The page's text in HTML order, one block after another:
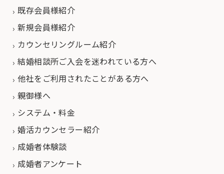
既存会員様紹介
新規会員様紹介
カウンセリングルーム紹介
結婚相談所ご入会を迷われている方へ
他社をご利用されたことがある方へ
親御様へ
システム・料金
婚活カウンセラー紹介
成婚者体験談
成婚者アンケート